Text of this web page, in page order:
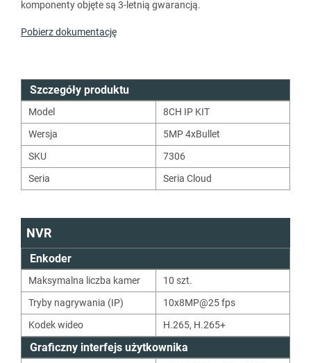
komponenty objęte są 3-letnią gwarancją.
Pobierz dokumentację
Szczegóły produktu
Model
8CH IP KIT
Wersja
5MP 4xBullet
SKU
7306
Seria
Seria Cloud
NVR
Enkoder
Maksymalna liczba kamer
10 szt.
Tryby nagrywania (IP)
10x8MP@25 fps
Kodek wideo
H.265, H.265+
Graficzny interfejs użytkownika